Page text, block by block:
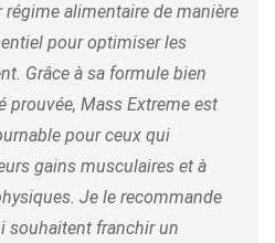
alimentaire de manière
pour optimiser les
Grâce à sa formule bien
prouvée, Mass Extreme est
pour ceux qui
gains musculaires et à
Je le recommande
souhaitent franchir un